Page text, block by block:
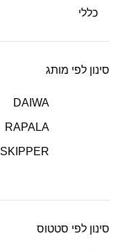
כללי
סינון לפי מותג
DAIWA
RAPALA
SKIPPER
סינון לפי סטטוס